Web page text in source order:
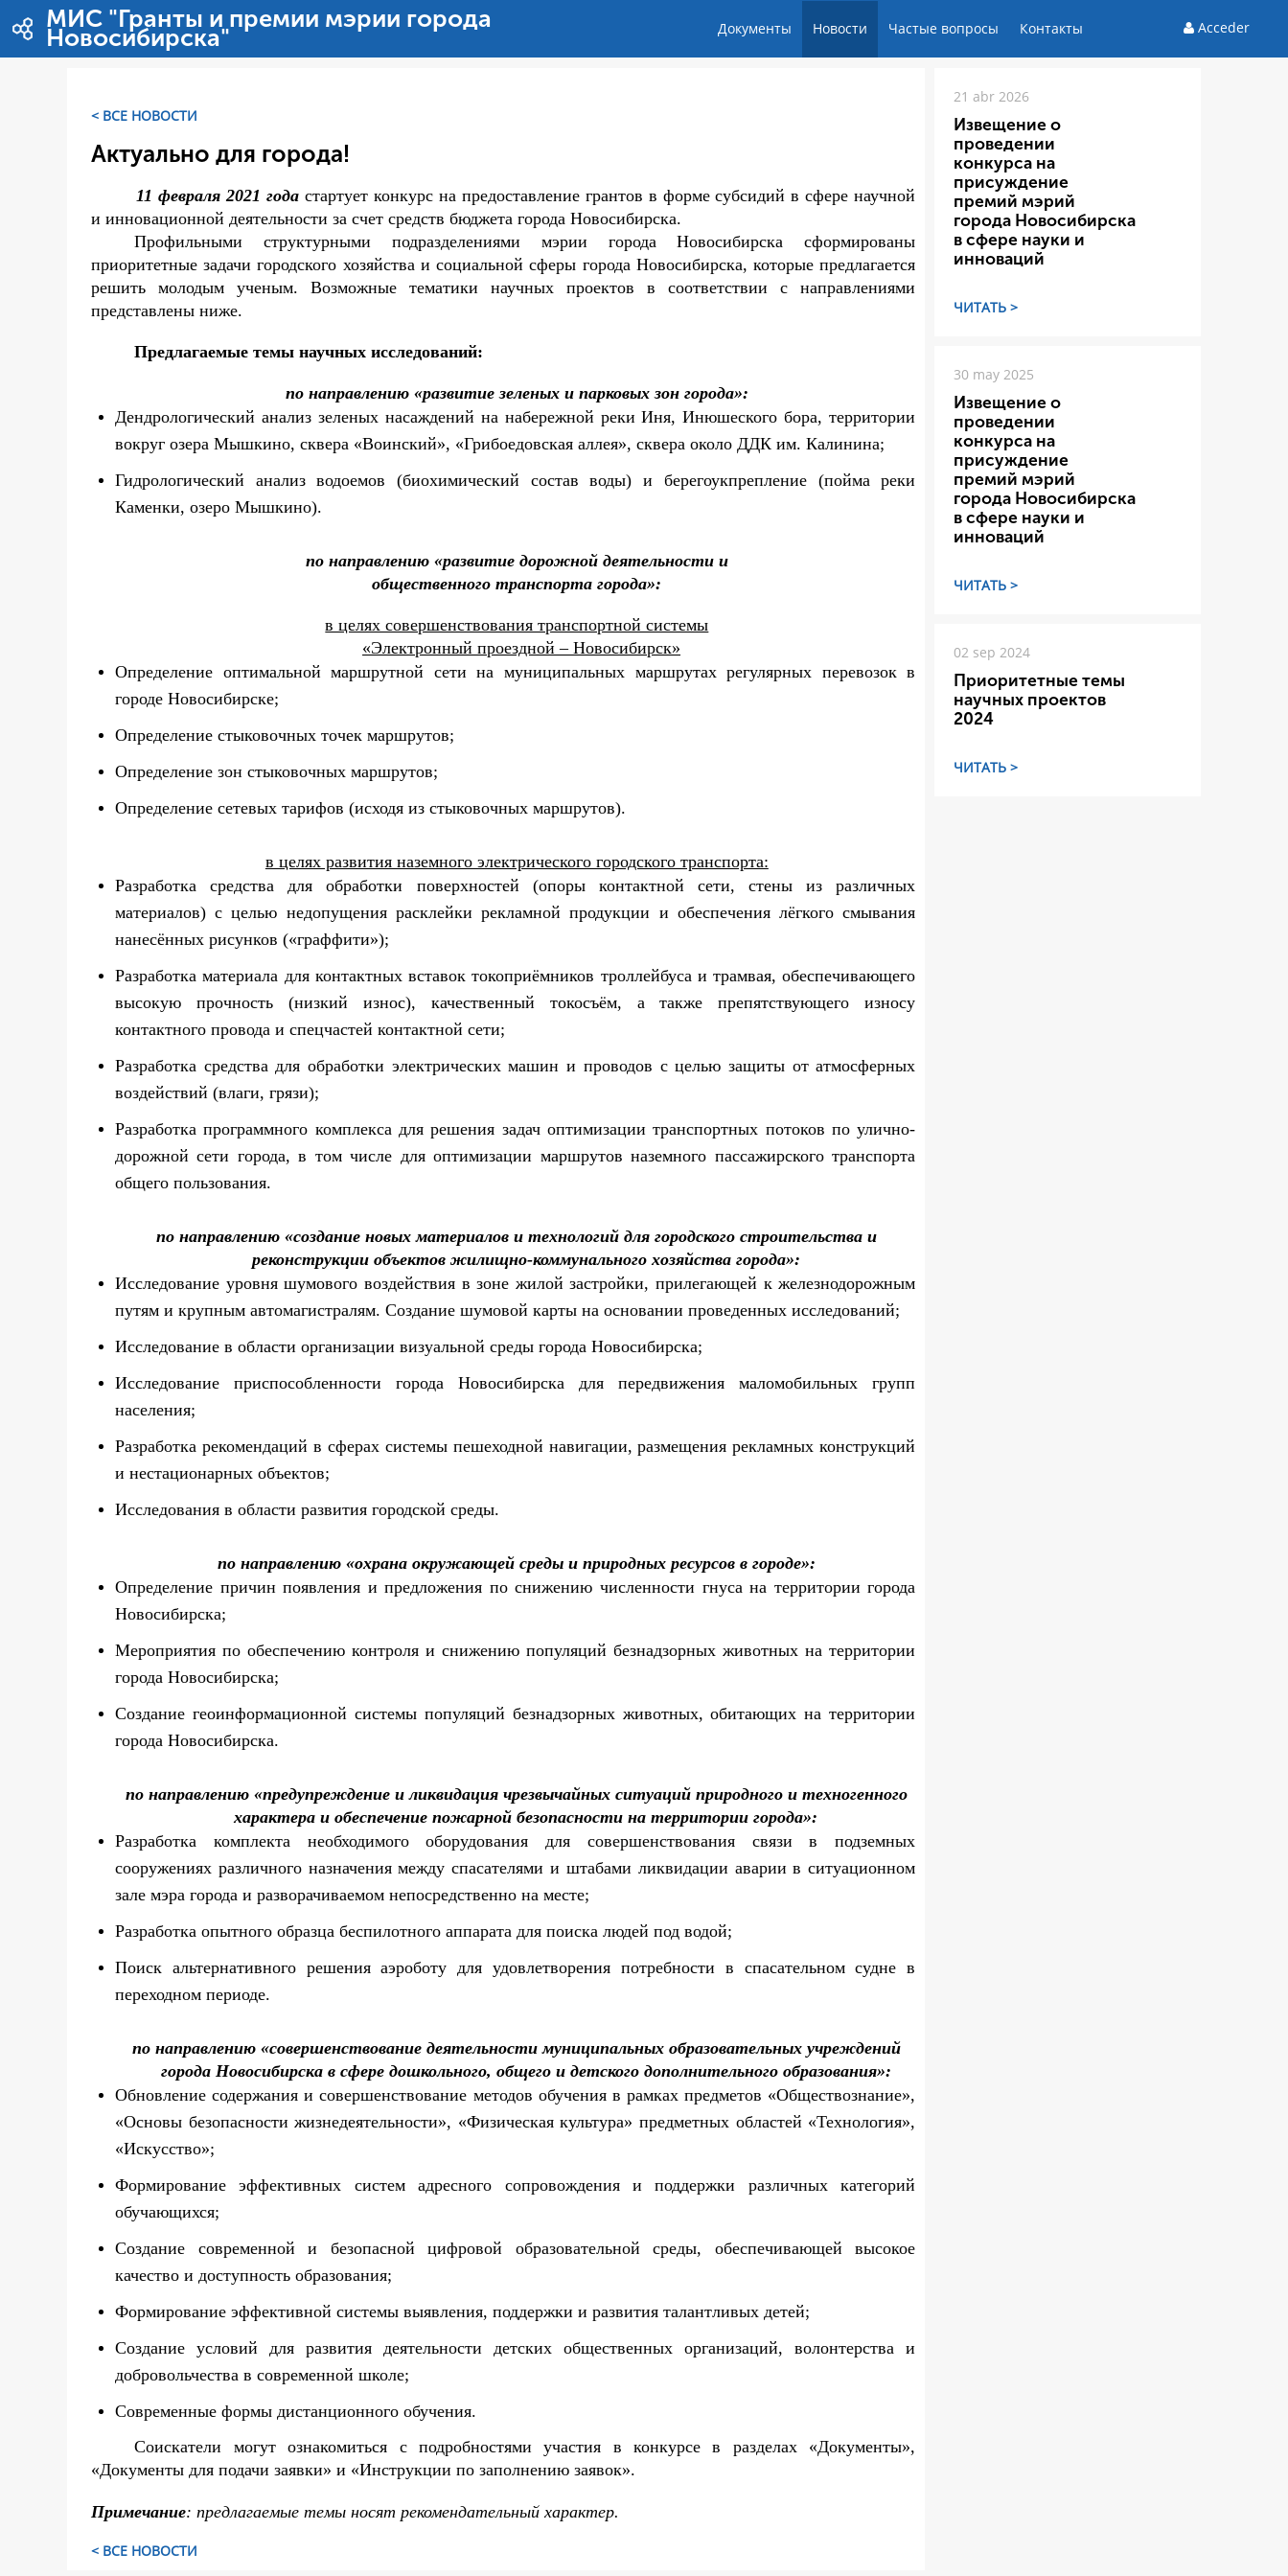
Saltar al contenido
МИС "Гранты и премии мэрии города
Новосибирска" Документы Новости Частые вопросы Контакты Acceder
< ВСЕ НОВОСТИ
Актуально для города!
11 февраля 2021 года стартует конкурс на предоставление грантов в форме субсидий в сфере научной
и инновационной деятельности за счет средств бюджета города Новосибирска.
Профильными структурными подразделениями мэрии города Новосибирска сформированы
приоритетные задачи городского хозяйства и социальной сферы города Новосибирска, которые предлагается
решить молодым ученым. Возможные тематики научных проектов в соответствии с направлениями
представлены ниже.
Предлагаемые темы научных исследований:
по направлению «развитие зеленых и парковых зон города»:
Дендрологический анализ зеленых насаждений на набережной реки Иня, Инюшеского бора, территории
вокруг озера Мышкино, сквера «Воинский», «Грибоедовская аллея», сквера около ДДК им. Калинина;
Гидрологический анализ водоемов (биохимический состав воды) и берегоукпрепление (пойма реки
Каменки, озеро Мышкино).
по направлению «развитие дорожной деятельности и
общественного транспорта города»:
в целях совершенствования транспортной системы
«Электронный проездной – Новосибирск»
Определение оптимальной маршрутной сети на муниципальных маршрутах регулярных перевозок в
городе Новосибирске;
Определение стыковочных точек маршрутов;
Определение зон стыковочных маршрутов;
Определение сетевых тарифов (исходя из стыковочных маршрутов).
в целях развития наземного электрического городского транспорта:
Разработка средства для обработки поверхностей (опоры контактной сети, стены из различных
материалов) с целью недопущения расклейки рекламной продукции и обеспечения лёгкого смывания
нанесённых рисунков («граффити»);
Разработка материала для контактных вставок токоприёмников троллейбуса и трамвая, обеспечивающего
высокую прочность (низкий износ), качественный токосъём, а также препятствующего износу
контактного провода и спецчастей контактной сети;
Разработка средства для обработки электрических машин и проводов с целью защиты от атмосферных
воздействий (влаги, грязи);
Разработка программного комплекса для решения задач оптимизации транспортных потоков по улично-
дорожной сети города, в том числе для оптимизации маршрутов наземного пассажирского транспорта
общего пользования.
по направлению «создание новых материалов и технологий для городского строительства и
реконструкции объектов жилищно-коммунального хозяйства города»:
Исследование уровня шумового воздействия в зоне жилой застройки, прилегающей к железнодорожным
путям и крупным автомагистралям. Создание шумовой карты на основании проведенных исследований;
Исследование в области организации визуальной среды города Новосибирска;
Исследование приспособленности города Новосибирска для передвижения маломобильных групп
населения;
Разработка рекомендаций в сферах системы пешеходной навигации, размещения рекламных конструкций
и нестационарных объектов;
Исследования в области развития городской среды.
по направлению «охрана окружающей среды и природных ресурсов в городе»:
Определение причин появления и предложения по снижению численности гнуса на территории города
Новосибирска;
Мероприятия по обеспечению контроля и снижению популяций безнадзорных животных на территории
города Новосибирска;
Создание геоинформационной системы популяций безнадзорных животных, обитающих на территории
города Новосибирска.
по направлению «предупреждение и ликвидация чрезвычайных ситуаций природного и техногенного
характера и обеспечение пожарной безопасности на территории города»:
Разработка комплекта необходимого оборудования для совершенствования связи в подземных
сооружениях различного назначения между спасателями и штабами ликвидации аварии в ситуационном
зале мэра города и разворачиваемом непосредственно на месте;
Разработка опытного образца беспилотного аппарата для поиска людей под водой;
Поиск альтернативного решения аэроботу для удовлетворения потребности в спасательном судне в
переходном периоде.
по направлению «совершенствование деятельности муниципальных образовательных учреждений
города Новосибирска в сфере дошкольного, общего и детского дополнительного образования»:
Обновление содержания и совершенствование методов обучения в рамках предметов «Обществознание»,
«Основы безопасности жизнедеятельности», «Физическая культура» предметных областей «Технология»,
«Искусство»;
Формирование эффективных систем адресного сопровождения и поддержки различных категорий
обучающихся;
Создание современной и безопасной цифровой образовательной среды, обеспечивающей высокое
качество и доступность образования;
Формирование эффективной системы выявления, поддержки и развития талантливых детей;
Создание условий для развития деятельности детских общественных организаций, волонтерства и
добровольчества в современной школе;
Современные формы дистанционного обучения.
Соискатели могут ознакомиться с подробностями участия в конкурсе в разделах «Документы»,
«Документы для подачи заявки» и «Инструкции по заполнению заявок».
Примечание: предлагаемые темы носят рекомендательный характер.
< ВСЕ НОВОСТИ
21 abr 2026
Извещение о
проведении
конкурса на
присуждение
премий мэрий
города Новосибирска
в сфере науки и
инноваций
ЧИТАТЬ >
30 may 2025
Извещение о
проведении
конкурса на
присуждение
премий мэрий
города Новосибирска
в сфере науки и
инноваций
ЧИТАТЬ >
02 sep 2024
Приоритетные темы
научных проектов
2024
ЧИТАТЬ >